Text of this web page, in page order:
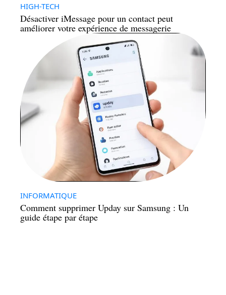
HIGH-TECH
Désactiver iMessage pour un contact peut
améliorer votre expérience de messagerie
INFORMATIQUE
Comment supprimer Upday sur Samsung : Un
guide étape par étape